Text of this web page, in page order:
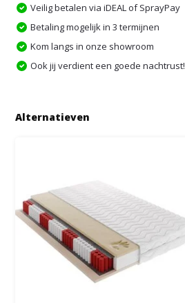
Veilig betalen via iDEAL of SprayPay
Betaling mogelijk in 3 termijnen
Kom langs in onze showroom
Ook jij verdient een goede nachtrust!
Alternatieven